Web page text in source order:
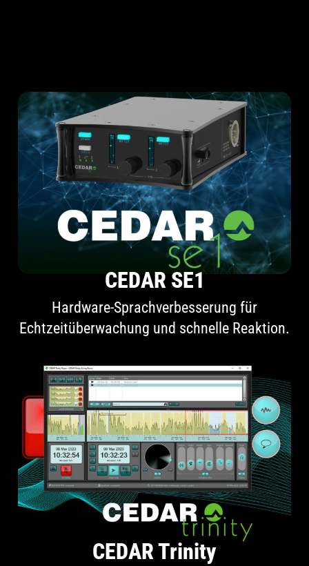
CEDAR SE1
Hardware-Sprachverbesserung für
Echtzeitüberwachung und schnelle Reaktion.
CEDAR Trinity